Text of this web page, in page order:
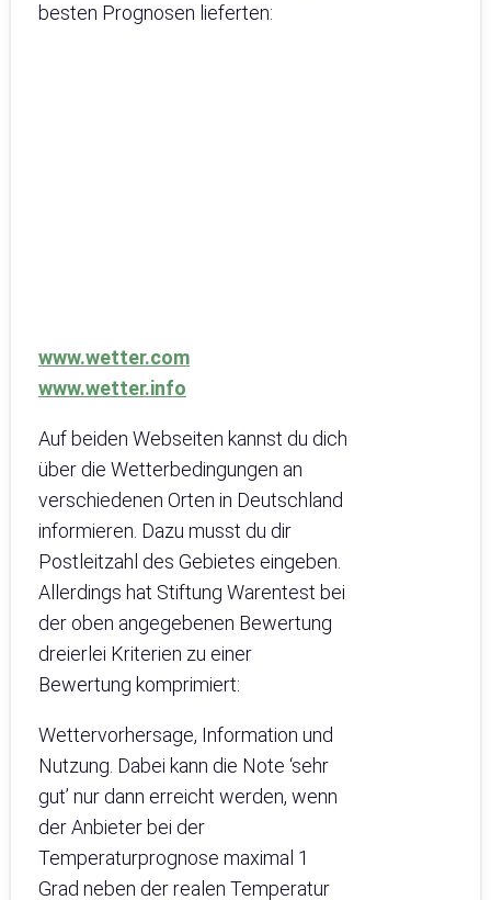
besten Prognosen lieferten:
www.wetter.com
www.wetter.info
Auf beiden Webseiten kannst du dich
über die Wetterbedingungen an
verschiedenen Orten in Deutschland
informieren. Dazu musst du dir
Postleitzahl des Gebietes eingeben.
Allerdings hat Stiftung Warentest bei
der oben angegebenen Bewertung
dreierlei Kriterien zu einer
Bewertung komprimiert:
Wettervorhersage, Information und
Nutzung. Dabei kann die Note ‘sehr
gut’ nur dann erreicht werden, wenn
der Anbieter bei der
Temperaturprognose maximal 1
Grad neben der realen Temperatur